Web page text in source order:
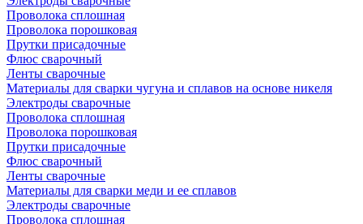
Проволока сплошная
Проволока порошковая
Прутки присадочные
Флюс сварочный
Ленты сварочные
Материалы для сварки чугуна и сплавов на основе никеля
Электроды сварочные
Проволока сплошная
Проволока порошковая
Прутки присадочные
Флюс сварочный
Ленты сварочные
Материалы для сварки меди и ее сплавов
Электроды сварочные
Проволока сплошная